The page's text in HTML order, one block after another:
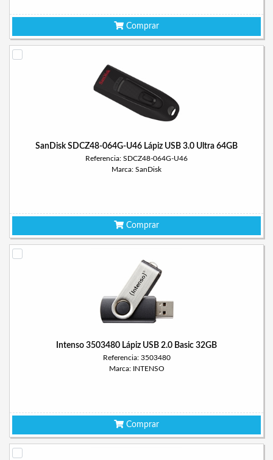
Comprar
SanDisk SDCZ48-064G-U46 Lápiz USB 3.0 Ultra 64GB
Referencia: SDCZ48-064G-U46
Marca: SanDisk
Comprar
Intenso 3503480 Lápiz USB 2.0 Basic 32GB
Referencia: 3503480
Marca: INTENSO
Comprar